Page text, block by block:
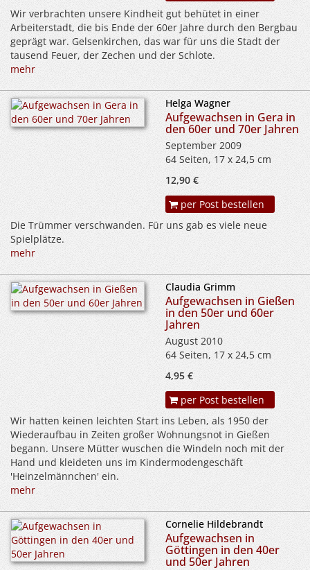
Wir verbrachten unsere Kindheit gut behütet in einer
Arbeiterstadt, die bis Ende der 60er Jahre durch den Bergbau
geprägt war. Gelsenkirchen, das war für uns die Stadt der
tausend Feuer, der Zechen und der Schlote.
mehr
Helga Wagner
Aufgewachsen in Gera in
den 60er und 70er Jahren
September 2009
64 Seiten, 17 x 24,5 cm
12,90 €
per Post bestellen
Die Trümmer verschwanden. Für uns gab es viele neue
Spielplätze.
mehr
Claudia Grimm
Aufgewachsen in Gießen
in den 50er und 60er
Jahren
August 2010
64 Seiten, 17 x 24,5 cm
4,95 €
per Post bestellen
Wir hatten keinen leichten Start ins Leben, als 1950 der
Wiederaufbau in Zeiten großer Wohnungsnot in Gießen
begann. Unsere Mütter wuschen die Windeln noch mit der
Hand und kleideten uns im Kindermodengeschäft
'Heinzelmännchen' ein.
mehr
Cornelie Hildebrandt
Aufgewachsen in
Göttingen in den 40er
und 50er Jahren